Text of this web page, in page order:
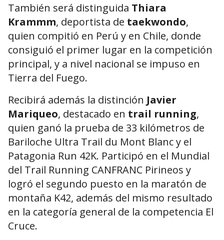
También será distinguida Thiara
Krammm, deportista de taekwondo,
quien compitió en Perú y en Chile, donde
consiguió el primer lugar en la competición
principal, y a nivel nacional se impuso en
Tierra del Fuego.
Recibirá además la distinción Javier
Mariqueo, destacado en trail running,
quien ganó la prueba de 33 kilómetros de
Bariloche Ultra Trail du Mont Blanc y el
Patagonia Run 42K. Participó en el Mundial
del Trail Running CANFRANC Pirineos y
logró el segundo puesto en la maratón de
montaña K42, además del mismo resultado
en la categoría general de la competencia El
Cruce.